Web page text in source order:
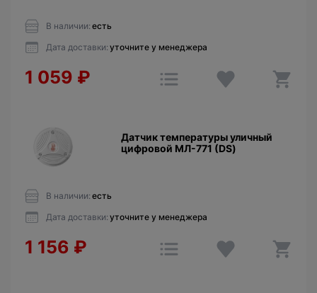
В наличии: есть
Дата доставки: уточните у менеджера
1 059 ₽
Датчик температуры уличный
цифровой МЛ-771 (DS)
В наличии: есть
Дата доставки: уточните у менеджера
1 156 ₽